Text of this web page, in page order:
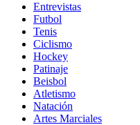
Entrevistas
Futbol
Tenis
Ciclismo
Hockey
Patinaje
Beisbol
Atletismo
Natación
Artes Marciales